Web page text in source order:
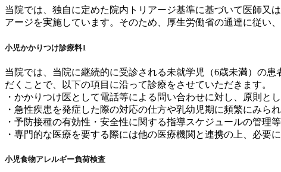
当院では、独自に定めた院内トリアージ基準に基づいて医師又
アージを実施しています。そのため、厚生労働省の通達に従い
小児かかりつけ診療料1
当院では、当院に継続的に受診される未就学児（6歳未満）の
だくことで、以下の項目に沿って診療をさせていただきます。
・かかりつけ医として電話等による問い合わせに対し、原則と
・急性疾患を発症した際の対応の仕方や乳幼児期に頻繁にみら
・予防接種の有効性・安全性に関する指導スケジュールの管理
・専門的な医療を要する際には他の医療機関と連携の上、必要
小児食物アレルギー負荷検査